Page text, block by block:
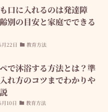
口に入れるのは発達障
別の目安と家庭でできる
22日 教育方法
で沐浴する方法とは？準
れ方のコツまでわかりや
10日 教育方法